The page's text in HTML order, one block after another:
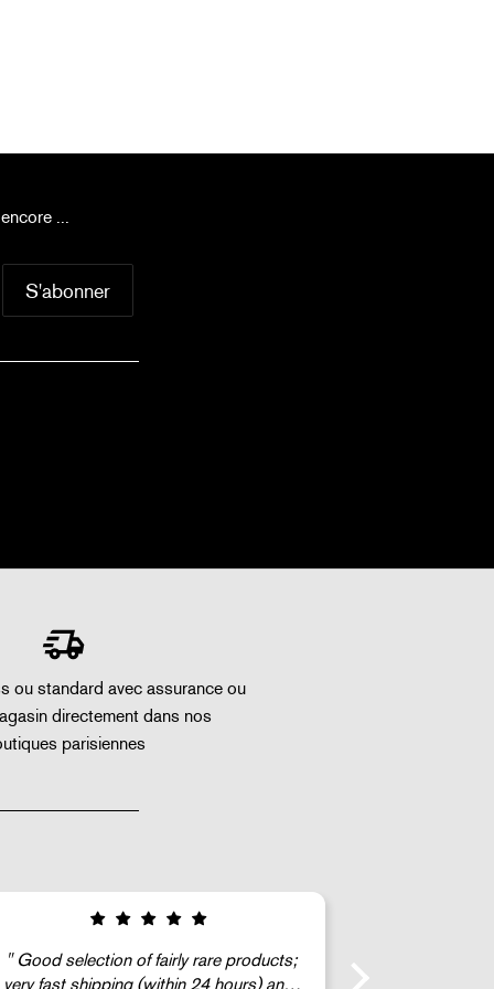
...
ou standard avec assurance ou
directement dans nos
parisiennes
C'est génial !!!